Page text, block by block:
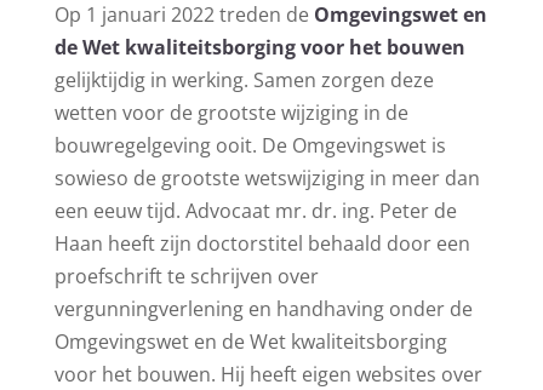
Op 1 januari 2022 treden de Omgevingswet en
de Wet kwaliteitsborging voor het bouwen
gelijktijdig in werking. Samen zorgen deze
wetten voor de grootste wijziging in de
bouwregelgeving ooit. De Omgevingswet is
sowieso de grootste wetswijziging in meer dan
een eeuw tijd. Advocaat mr. dr. ing. Peter de
Haan heeft zijn doctorstitel behaald door een
proefschrift te schrijven over
vergunningverlening en handhaving onder de
Omgevingswet en de Wet kwaliteitsborging
voor het bouwen. Hij heeft eigen websites over